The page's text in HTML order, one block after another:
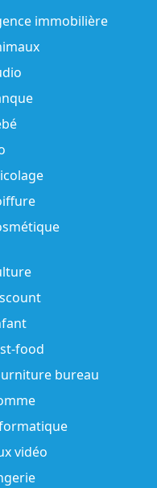
immobilière
food
bureau
vidéo